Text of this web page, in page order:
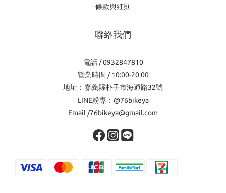
條款與細則
聯絡我們
電話 / 0932847810
營業時間 / 10:00-20:00
地址：嘉義縣朴子市海通路32號
LINE粉專：@76bikeya
Email /76bikeya@gmail.com